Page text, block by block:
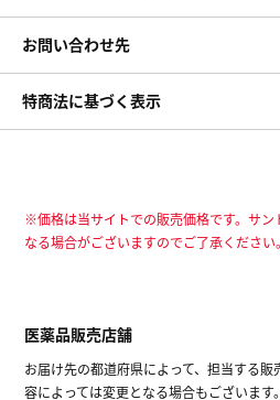
お問い合わせ先
特商法に基づく表示
※価格は当サイトでの販売価格です。サ
なる場合がございますのでご了承ください。
医薬品販売店舗
お届け先の都道府県によって、担当する
容によっては変更となる場合もございま